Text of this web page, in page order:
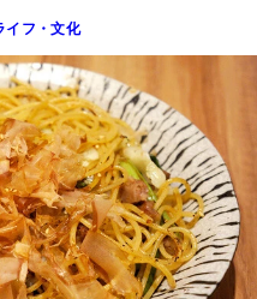
イフ・文化